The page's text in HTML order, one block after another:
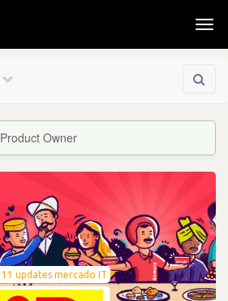
Product Owner
11 updates mercado IT